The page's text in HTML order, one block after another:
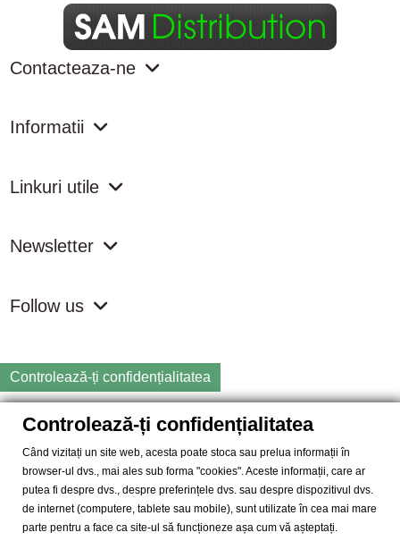
Contacteaza-ne
Informatii
Linkuri utile
Newsletter
Follow us
Controlează-ți confidențialitatea
Copyright
2026 samdistribution.ro - Magazin online cu Produse
SAM DISTRIBUTION S.R.L.- Cod fiscal: RO14935035, Registrul
Comertului: J40/10004/2002, Adresa: Str. Dimieni, nr. 7, Bucuresti,
sector 5.
Controlează-ți confidențialitatea
Când vizitați un site web, acesta poate stoca sau prelua informații în
browser-ul dvs., mai ales sub forma "cookies". Aceste informații, care ar
putea fi despre dvs., despre preferințele dvs. sau despre dispozitivul dvs.
de internet (computere, tablete sau mobile), sunt utilizate în cea mai mare
parte pentru a face ca site-ul să funcționeze așa cum vă așteptați.